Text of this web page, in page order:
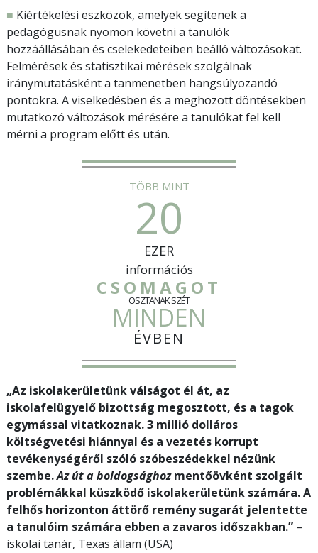
■ Kiértékelési eszközök, amelyek segítenek a
pedagógusnak nyomon követni a tanulók
hozzáállásában és cselekedeteiben beálló változásokat.
Felmérések és statisztikai mérések szolgálnak
iránymutatásként a tanmenetben hangsúlyozandó
pontokra. A viselkedésben és a meghozott döntésekben
mutatkozó változások mérésére a tanulókat fel kell
mérni a program előtt és után.
TÖBB MINT
20
EZER
információs
CSOMAGOT
OSZTANAK SZÉT
MINDEN
ÉVBEN
„Az iskolakerületünk válságot él át, az
iskolafelügyelő bizottság megosztott, és a tagok
egymással vitatkoznak. 3 millió dolláros
költségvetési hiánnyal és a vezetés korrupt
tevékenységéről szóló szóbeszédekkel nézünk
szembe.Az út a boldogsághozmentőövként szolgált
problémákkal küszködő iskolakerületünk számára. A
felhős horizonton áttörő remény sugarát jelentette
a tanulóim számára ebben a zavaros időszakban.” –
iskolai tanár, Texas állam (USA)